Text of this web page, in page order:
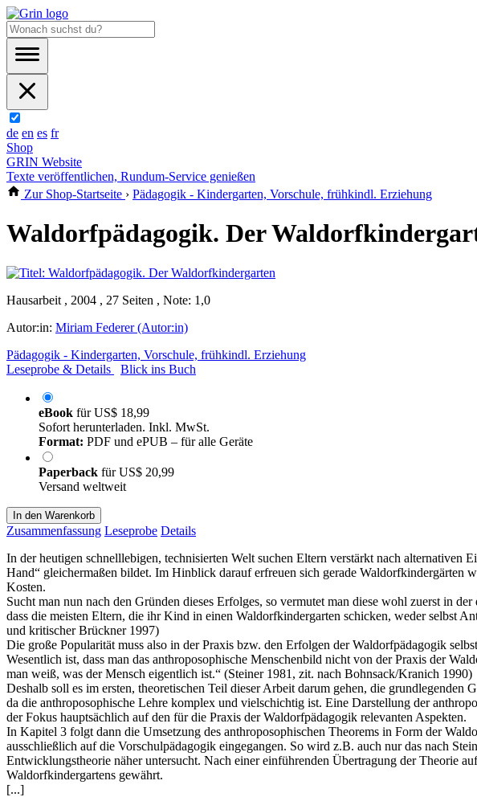
de en es fr
Shop
GRIN Website
Texte veröffentlichen, Rundum-Service genießen
Zur Shop-Startseite › Pädagogik - Kindergarten, Vorschule, frühkindl. Erziehung
Waldorfpädagogik. Der
Hausarbeit , 2004 , 27 Seiten , Note: 1,0
Autor:in: Miriam Federer (Autor:in)
Pädagogik - Kindergarten, Vorschule, frühkindl. Erziehung
Leseprobe & Details
Blick ins Buch
eBook fürUS$ 18,99
Sofort herunterladen. Inkl. MwSt.
Format: PDF und ePUB – für alle Geräte
Paperback fürUS$ 20,99
Versand weltweit
In den Warenkorb
Zusammenfassung Leseprobe Details
In der heutigen schnelllebigen, technisierten Welt suchen Eltern verstärkt nach
Hand“ gleichermaßen bildet. Im Hinblick darauf erfreuen sich gerade Waldorfkindergärten
Kosten.
Sucht man nun nach den Gründen dieses Erfolges, so vermutet man diese wohl zuerst in
dass die meisten Eltern, die ihr Kind in einen Waldorfkindergarten schicken, weder selbst
und kritischer Brückner 1997)
Die große Popularität muss also in der Praxis bzw. den Erfolgen der Waldorfpädagogik
Wesentlich ist, dass man das anthroposophische Menschenbild nicht von der Praxis der
man weiß, was der Mensch eigentlich ist.“ (Steiner 1981, zit. nach Bohnsack/Kranich 1990)
Deshalb soll es im ersten, theoretischen Teil dieser Arbeit darum gehen, die
da die anthroposophische Lehre komplex und vielschichtig ist. Eine Darstellung der
der Fokus hauptsächlich auf den für die Praxis der Waldorfpädagogik relevanten Aspekten.
In Kapitel 3 folgt dann die Umsetzung des anthroposophischen Theorems in Form der
ausschließlich auf die Vorschulpädagogik eingegangen. So wird z.B. auch nur das nach
Entwicklungstheorie näher untersucht. Nach einer einführenden Übertragung der Theorie
Waldorfkindergartens gewährt.
[...]